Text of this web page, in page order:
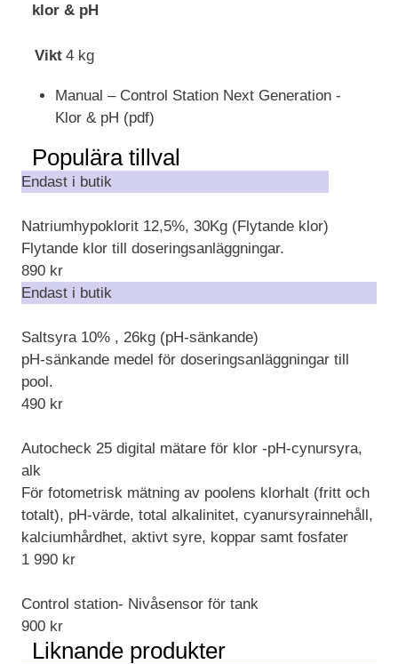
klor & pH
Vikt 4 kg
Manual – Control Station Next Generation -
Klor & pH (pdf)
Populära tillval
Endast i butik
Natriumhypoklorit 12,5%, 30Kg (Flytande klor)
Flytande klor till doseringsanläggningar.
890 kr
Endast i butik
Saltsyra 10% , 26kg (pH-sänkande)
pH-sänkande medel för doseringsanläggningar till
pool.
490 kr
Autocheck 25 digital mätare för klor -pH-cynursyra,
alk
För fotometrisk mätning av poolens klorhalt (fritt och
totalt), pH-värde, total alkalinitet, cyanursyrainnehåll,
kalciumhårdhet, aktivt syre, koppar samt fosfater
1 990 kr
Control station- Nivåsensor för tank
900 kr
Liknande produkter